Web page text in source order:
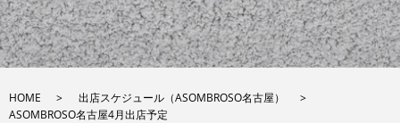
HOME
出店スケジュール（ASOMBROSO名古屋）
ASOMBROSO名古屋4月出店予定